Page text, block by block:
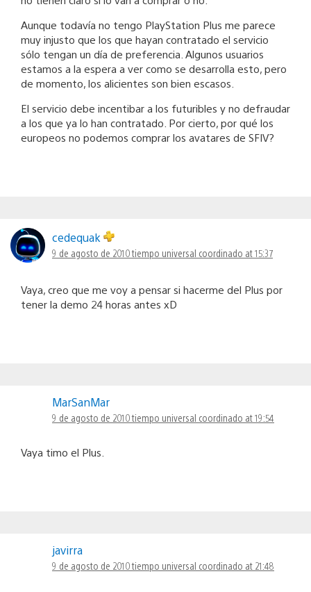
Aunque todavía no tengo PlayStation Plus me parece
muy injusto que los que hayan contratado el servicio
sólo tengan un día de preferencia. Algunos usuarios
estamos a la espera a ver como se desarrolla esto, pero
de momento, los alicientes son bien escasos.
El servicio debe incentibar a los futuribles y no defraudar
a los que ya lo han contratado. Por cierto, por qué los
europeos no podemos comprar los avatares de SFIV?
cedequak
9 de agosto de 2010 tiempo universal coordinado at 15:37
Vaya, creo que me voy a pensar si hacerme del Plus por
tener la demo 24 horas antes xD
MarSanMar
9 de agosto de 2010 tiempo universal coordinado at 19:54
Vaya timo el Plus.
javirra
9 de agosto de 2010 tiempo universal coordinado at 21:48